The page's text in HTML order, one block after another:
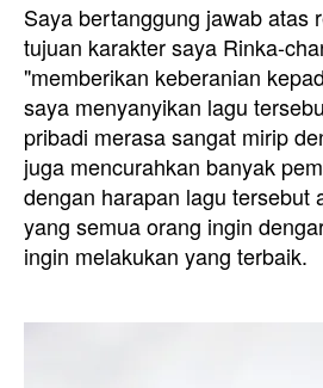
Saya bertanggung jawab atas
tujuan karakter saya Rinka-
"memberikan keberanian
saya menyanyikan lagu
pribadi merasa sangat mirip
juga mencurahkan banyak
dengan harapan lagu tersebut
yang semua orang ingin
ingin melakukan yang terbaik.